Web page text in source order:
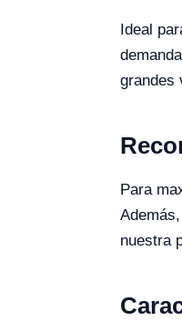
Ideal
grandes
Para
nuestra